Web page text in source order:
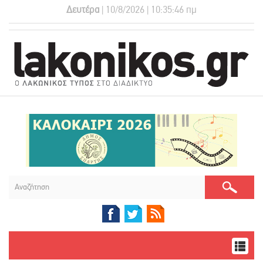
Δευτέρα | 10/8/2026 | 10:35:47 πμ